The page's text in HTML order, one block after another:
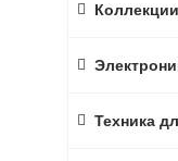
Техника